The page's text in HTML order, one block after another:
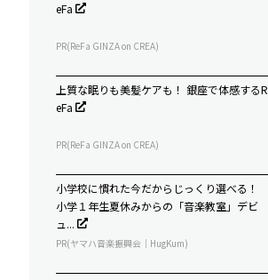
eFa
PR(ReFa GINZA on CREA)
上質な眠りも美髪ケアも！ 銀座で体感するR
eFa
PR(ReFa GINZA on CREA)
小学校に慣れた今だからじっくり選べる！
小学１年生夏休みからの「音楽教室」デビ
ュ...
PR(ヤマハ音楽振興会｜HugKum)